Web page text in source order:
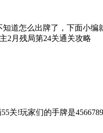
怎么出牌了，下面小编
2月残局第24关通关攻略
!玩家们的手牌是